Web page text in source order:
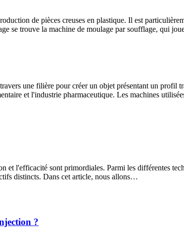
de pièces creuses en plastique. Il est
se trouve la machine de moulage par soufflage, qui
une filière pour créer un objet présentant un profil
et l'industrie pharmaceutique. Les machines
l'efficacité sont primordiales. Parmi les différentes
distincts. Dans cet article, nous allons…
?